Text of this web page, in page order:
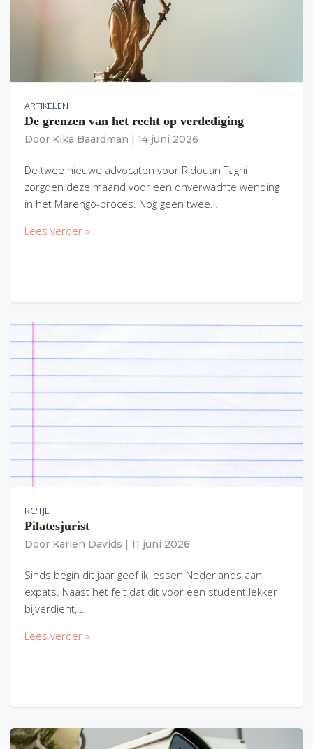
ARTIKELEN
De grenzen van het recht op verdediging
Door Kika Baardman 14 juni 2026
De twee nieuwe advocaten voor Ridouan Taghi
zorgden deze maand voor een onverwachte wending
in het Marengo-proces. Nog geen twee…
Lees verder »
RC'TJE
Pilatesjurist
Door Karien Davids 11 juni 2026
Sinds begin dit jaar geef ik lessen Nederlands aan
expats. Naast het feit dat dit voor een student lekker
bijverdient,…
Lees verder »